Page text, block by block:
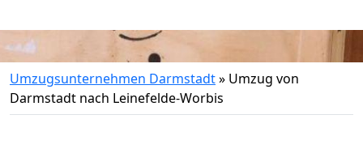
Umzugsunternehmen Darmstadt» Umzug von
Darmstadt nach Leinefelde-Worbis